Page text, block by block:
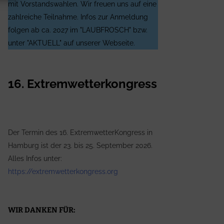
mit Vorstandswahlen. Wir freuen uns auf eine
zahlreiche Teilnahme. Infos zur Anmeldung
folgen ab ca. 2027 im "LAUBFROSCH" bzw.
unter "AKTUELL" auf unserer Webseite.
16. Extremwetterkongress
Der Termin des 16. ExtremwetterKongress in
Hamburg ist der 23. bis 25. September 2026.
Alles Infos unter:
https://extremwetterkongress.org
WIR DANKEN FÜR: